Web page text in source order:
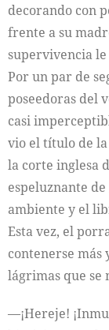
decorando con
frente a su
supervivencia
Por un par de
poseedoras del
casi
vio el título de
la corte inglesa
espeluznante
ambiente y el
Esta vez, el
contenerse
lágrimas que se
—¡Hereje!